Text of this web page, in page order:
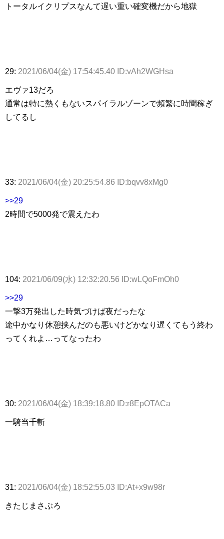
トータルイクリプスなんて遅い重い確変機だから地獄
29: 2021/06/04(金) 17:54:45.40 ID:vAh2WGHsa
エヴァ13だろ
通常は特に熱くもないスパイラルゾーンで頻繁に時間稼ぎ
してるし
33: 2021/06/04(金) 20:25:54.86 ID:bqvv8xMg0
>>29
2時間で5000発で震えたわ
104: 2021/06/09(水) 12:32:20.56 ID:wLQoFmOh0
>>29
一撃3万発出した時気づけば夜だったな
途中かなり休憩挟んだのも悪いけどかなり遅くてもう終わ
ってくれよ…ってなったわ
30: 2021/06/04(金) 18:39:18.80 ID:r8EpOTACa
一騎当千斬
31: 2021/06/04(金) 18:52:55.03 ID:At+x9w98r
きたじまさぶろ